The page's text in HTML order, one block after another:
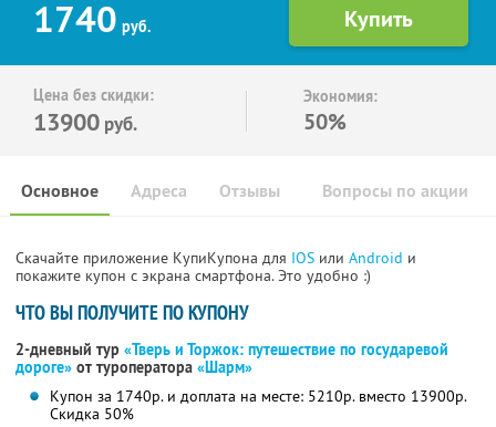
1740 руб.
Цена без скидки:
13900 руб.
Экономия:
50%
Основное Отзывы Вопросы по акции
Адреса
Скачайте приложение КупиКупона для IOS или Android и
покажите купон с экрана смартфона. Это удобно :)
ЧТО ВЫ ПОЛУЧИТЕ ПО КУПОНУ
2-дневный тур «Тверь и Торжок: путешествие по государевой
дороге» от туроператора «Шарм»
Купон за 1740р. и доплата на месте: 5210р. вместо 13900р.
Скидка 50%